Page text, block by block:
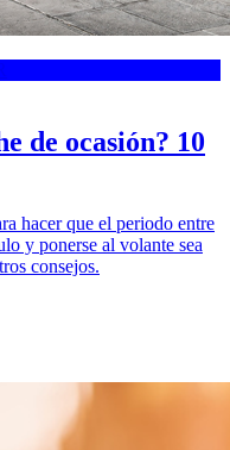
de ocasión? 10
hacer que el periodo entre
y ponerse al volante sea
consejos.